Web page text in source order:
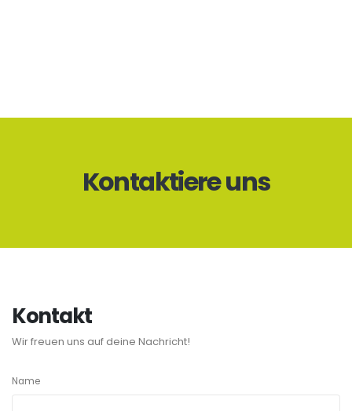
Kontaktiere uns
Kontakt
Wir freuen uns auf deine Nachricht!
Name